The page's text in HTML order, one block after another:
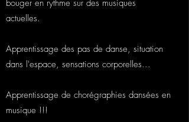
bouger en rythme sur des musiques
actuelles.
Apprentissage des pas de danse, situation
dans l'espace, sensations corporelles...
Apprentissage de chorégraphies dansées en
musique !!!